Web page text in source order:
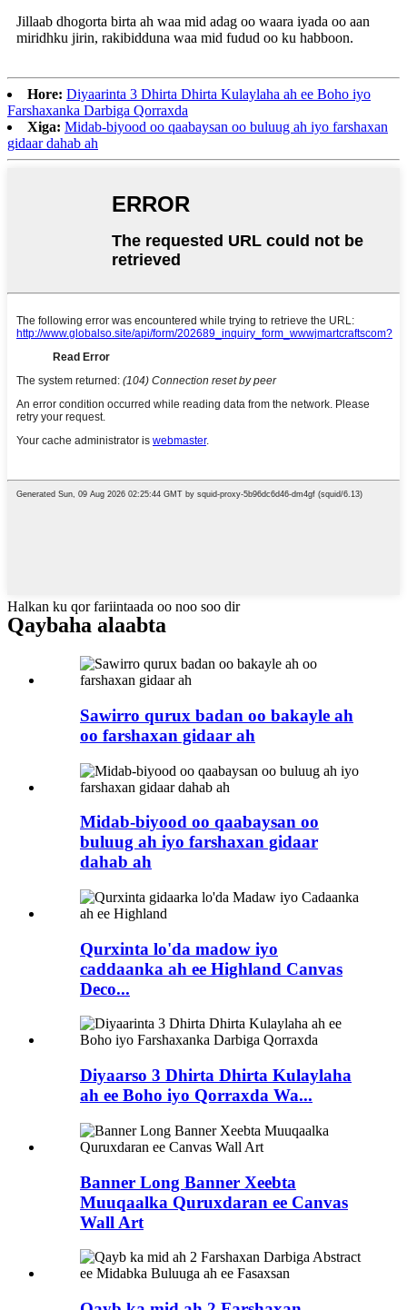
Jillaab dhogorta birta ah waa mid adag oo waara iyada oo aan
miridhku jirin, rakibidduna waa mid fudud oo ku habboon.
Hore: Diyaarinta 3 Dhirta Dhirta Kulaylaha ah ee Boho iyo
Farshaxanka Darbiga Qorraxda
Xiga: Midab-biyood oo qaabaysan oo buluug ah iyo farshaxan
gidaar dahab ah
Halkan ku qor fariintaada oo noo soo dir
Qaybaha alaabta
Sawirro qurux badan oo bakayle ah
oo farshaxan gidaar ah
Midab-biyood oo qaabaysan oo
buluug ah iyo farshaxan gidaar
dahab ah
Qurxinta lo'da madow iyo
caddaanka ah ee Highland Canvas
Deco...
Diyaarso 3 Dhirta Dhirta Kulaylaha
ah ee Boho iyo Qorraxda Wa...
Banner Long Banner Xeebta
Muuqaalka Quruxdaran ee Canvas
Wall Art